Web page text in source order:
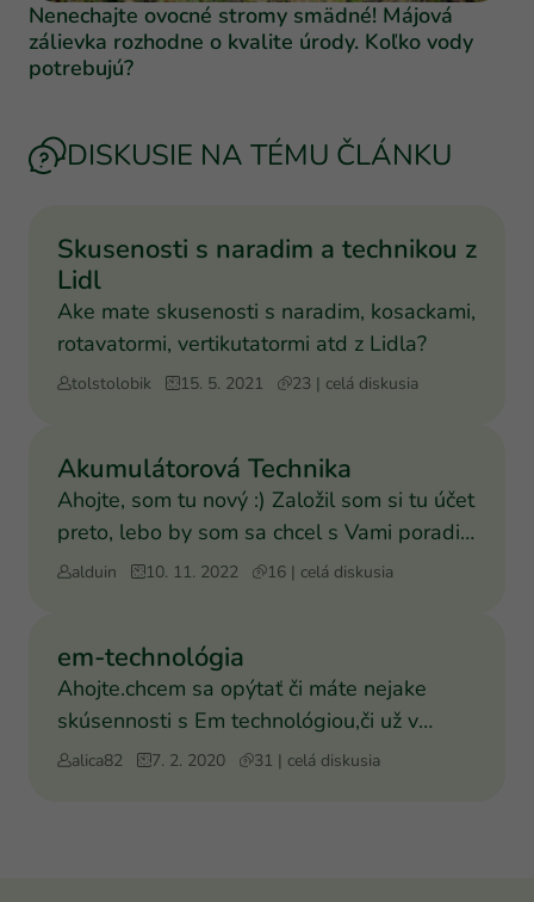
Nenechajte ovocné stromy smädné! Májová
zálievka rozhodne o kvalite úrody. Koľko vody
potrebujú?
DISKUSIE NA TÉMU ČLÁNKU
Skusenosti s naradim a technikou z
Lidl
Ake mate skusenosti s naradim, kosackami,
rotavatormi, vertikutatormi atd z Lidla?
tolstolobik 15. 5. 2021 23 | celá diskusia
Akumulátorová Technika
Ahojte, som tu nový :) Založil som si tu účet
preto, lebo by som sa chcel s Vami poradiť
ohľadom te
alduin 10. 11. 2022 16 | celá diskusia
em-technológia
Ahojte.chcem sa opýtať či máte nejake
skúsennosti s Em technológiou,či už v
záhrade alebo pri chove
alica82 7. 2. 2020 31 | celá diskusia